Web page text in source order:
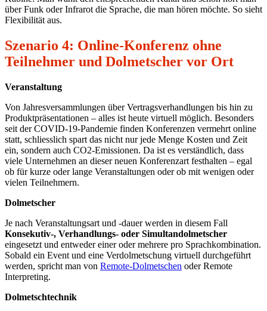
über Funk oder Infrarot die Sprache, die man hören möchte. So sieht
Flexibilität aus.
Szenario 4: Online-Konferenz ohne
Teilnehmer und Dolmetscher vor Ort
Veranstaltung
Von Jahresversammlungen über Vertragsverhandlungen bis hin zu
Produktpräsentationen – alles ist heute virtuell möglich. Besonders
seit der COVID-19-Pandemie finden Konferenzen vermehrt online
statt, schliesslich spart das nicht nur jede Menge Kosten und Zeit
ein, sondern auch CO2-Emissionen. Da ist es verständlich, dass
viele Unternehmen an dieser neuen Konferenzart festhalten – egal
ob für kurze oder lange Veranstaltungen oder ob mit wenigen oder
vielen Teilnehmern.
Dolmetscher
Je nach Veranstaltungsart und -dauer werden in diesem Fall
Konsekutiv-, Verhandlungs- oder Simultandolmetscher
eingesetzt und entweder einer oder mehrere pro Sprachkombination.
Sobald ein Event und eine Verdolmetschung virtuell durchgeführt
werden, spricht man von Remote-Dolmetschen oder Remote
Interpreting.
Dolmetschtechnik